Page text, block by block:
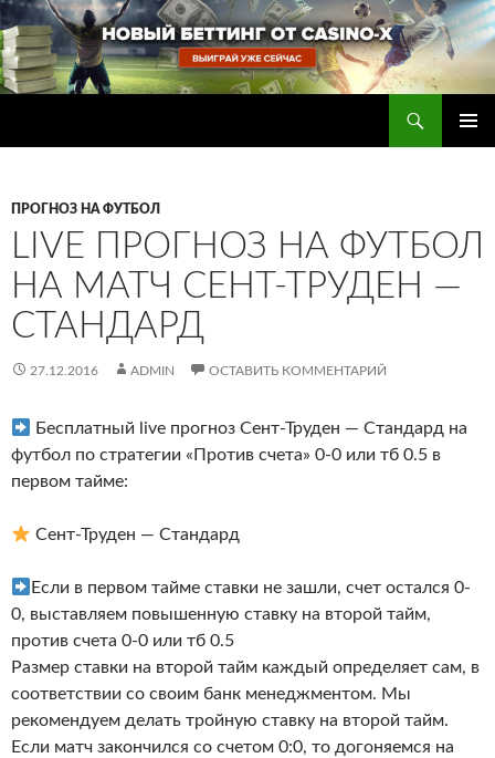
Перейти
к
содержимому
ПРОГНОЗ НА ФУТБОЛ
LIVE ПРОГНОЗ НА ФУТБОЛ
НА МАТЧ СЕНТ-ТРУДЕН —
СТАНДАРД
27.12.2016 ADMIN ОСТАВИТЬ КОММЕНТАРИЙ
Бесплатный live прогноз Сент-Труден — Стандард на
футбол по стратегии «Против счета» 0-0 или тб 0.5 в
первом тайме:
Сент-Труден — Стандард
Если в первом тайме ставки не зашли, счет остался 0-
0, выставляем повышенную ставку на второй тайм,
против счета 0-0 или тб 0.5
Размер ставки на второй тайм каждый определяет сам, в
соответствии со своим банк менеджментом. Мы
рекомендуем делать тройную ставку на второй тайм.
Если матч закончился со счетом 0:0, то догоняемся на